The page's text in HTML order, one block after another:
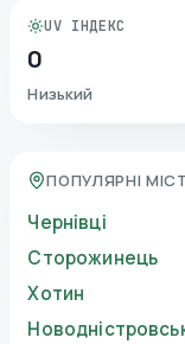
UV ІНДЕКС
0
Низький
ПОПУЛЯРНІ
Чернівці
Сторожинець
Хотин